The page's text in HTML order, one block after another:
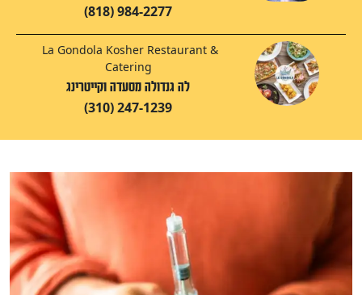
(818) 984-2277
La Gondola Kosher Restaurant &
Catering
לה גנדולה מסעדה וקייטרינג
(310) 247-1239